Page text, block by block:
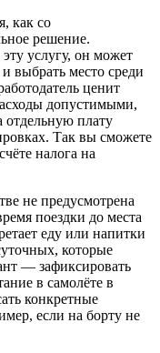
как со
решение.
услугу, он может
и выбрать место среди
ценит
допустимыми,
отдельную плату
Так вы сможете
налога на
не предусмотрена
поездки до места
еду или напитки
которые
— зафиксировать
в самолёте в
конкретные
если на борту не